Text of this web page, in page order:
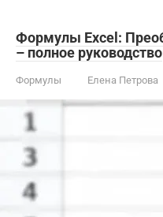
Формулы Excel:
– полное руководство
Формулы Елена Петрова